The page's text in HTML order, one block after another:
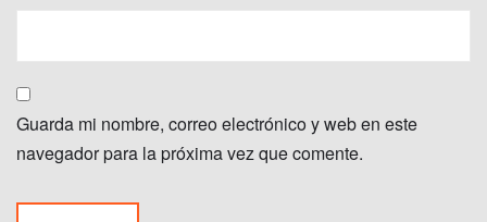
Guarda mi nombre, correo electrónico y web en este
navegador para la próxima vez que comente.